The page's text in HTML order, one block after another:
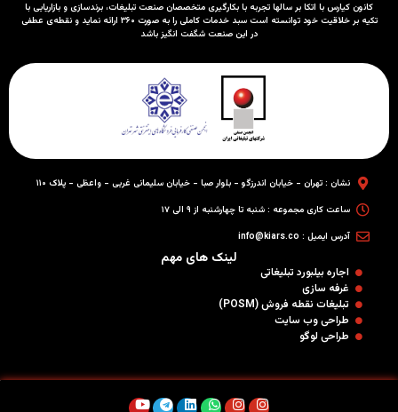
کانون کیارس با اتکا بر سالها تجربه با بکارگیری متخصصان صنعت تبلیغات، برندسازی و بازاریابی با
تکیه بر خلاقیت خود توانسته است سبد خدمات کاملی را به صورت ۳۶۰ ارائه نماید و نقطه‌ی عطفی
در این صنعت شگفت انگیز باشد
نشان : تهران - خیابان اندرزگو - بلوار صبا - خیابان سلیمانی غربی - واعظی - پلاک ۱۱۰
ساعت کاری مجموعه : شنبه تا چهارشنبه از ۹ الی ۱۷
آدرس ایمیل : info@kiars.co
لینک های مهم
اجاره بیلبورد تبلیغاتی
غرفه سازی
تبلیغات نقطه فروش (POSM)
طراحی وب سایت
طراحی لوگو